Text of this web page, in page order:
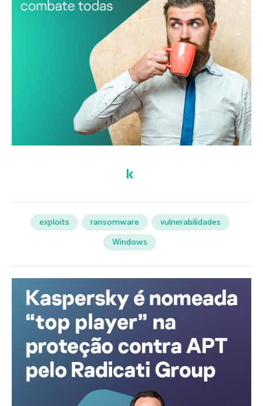
exploits ransomware
vulnerabilidades
Windows